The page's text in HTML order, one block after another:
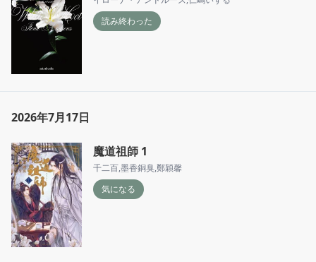
読み終わった
2026年7月17日
魔道祖師 1
千二百,墨香銅臭,鄭穎馨
気になる